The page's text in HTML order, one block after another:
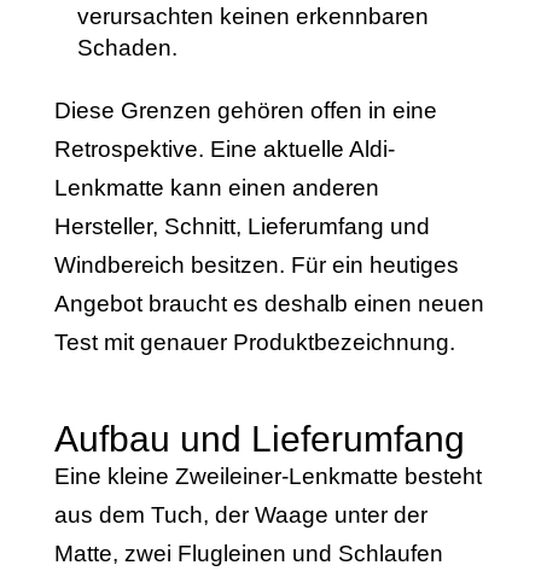
verursachten keinen erkennbaren
Schaden.
Diese Grenzen gehören offen in eine
Retrospektive. Eine aktuelle Aldi-
Lenkmatte kann einen anderen
Hersteller, Schnitt, Lieferumfang und
Windbereich besitzen. Für ein heutiges
Angebot braucht es deshalb einen neuen
Test mit genauer Produktbezeichnung.
Aufbau und Lieferumfang
Eine kleine Zweileiner-Lenkmatte besteht
aus dem Tuch, der Waage unter der
Matte, zwei Flugleinen und Schlaufen